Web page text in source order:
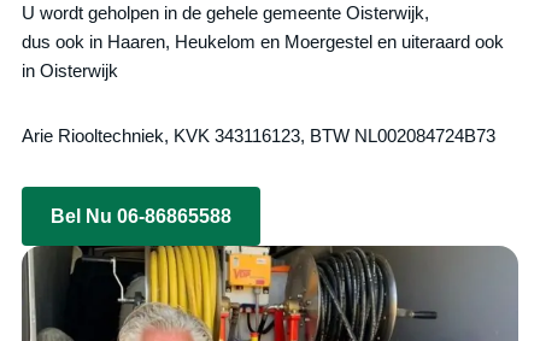
U wordt geholpen in de gehele gemeente Oisterwijk,
dus ook in Haaren, Heukelom en Moergestel en uiteraard ook
in Oisterwijk
Arie Riooltechniek, KVK 343116123, BTW NL002084724B73
Bel Nu 06-86865588